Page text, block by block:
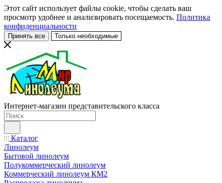
Этот сайт использует файлы cookie, чтобы сделать ваш
просмотр удобнее и анализировать посещаемость. Политика
конфиденциальности
Принять все Только необходимые
Интернет-магазин представительского класса
Каталог
Линолеум
Бытовой линолеум
Полукоммерческий линолеум
Коммерческий линолеум КМ2